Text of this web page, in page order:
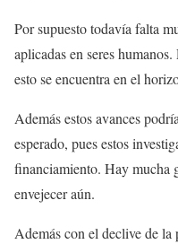
Por supuesto todavía falta
aplicadas en seres
esto se encuentra en el
Además estos avances
esperado, pues estos
financiamiento. Hay mucha
envejecer aún.
Además con el declive de la